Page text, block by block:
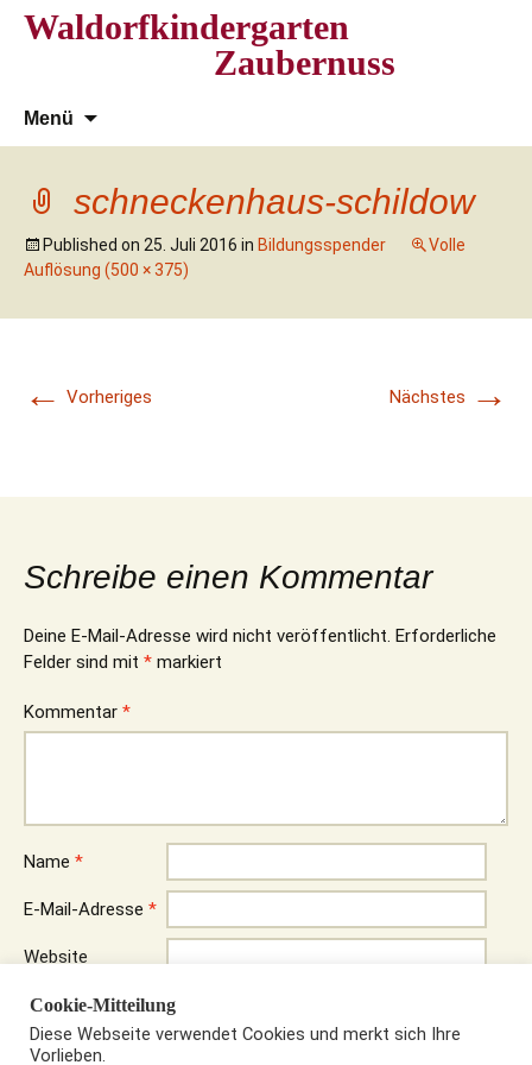
Waldorfkindergarten
Zaubernuss
Menü
schneckenhaus-schildow
Published on 25. Juli 2016 in Bildungsspender
Volle
Auflösung (500 × 375)
← Vorheriges Nächstes →
Schreibe einen Kommentar
Deine E-Mail-Adresse wird nicht veröffentlicht. Erforderliche
Felder sind mit * markiert
Kommentar *
Name *
E-Mail-Adresse *
Website
Name, E-Mail-Adresse und Website in diesem Browser für
meinen nächsten Kommentar speichern.
Cookie-Mitteilung
Diese Webseite verwendet Cookies und merkt sich Ihre
Vorlieben.